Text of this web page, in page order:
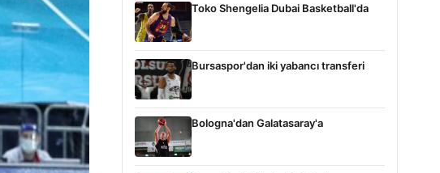
Toko Shengelia Dubai Basketball'da
Bursaspor'dan iki yabancı transferi
Bologna'dan Galatasaray'a